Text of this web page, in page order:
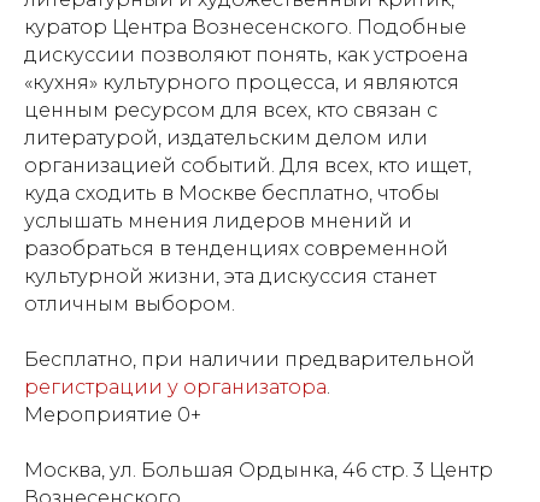
куратор Центра Вознесенского. Подобные
дискуссии позволяют понять, как устроена
«кухня» культурного процесса, и являются
ценным ресурсом для всех, кто связан с
литературой, издательским делом или
организацией событий. Для всех, кто ищет,
куда сходить в Москве бесплатно, чтобы
услышать мнения лидеров мнений и
разобраться в тенденциях современной
культурной жизни, эта дискуссия станет
отличным выбором.
Бесплатно, при наличии предварительной
регистрации у организатора.
Мероприятие 0+
Москва, ул. Большая Ордынка, 46 стр. 3 Центр